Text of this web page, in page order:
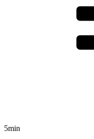
5min